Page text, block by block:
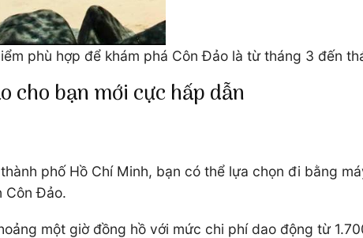
phù hợp để khám phá Côn Đảo là từ tháng 3 đến
cho bạn mới cực hấp dẫn
phố Hồ Chí Minh, bạn có thể lựa chọn đi bằng
Côn Đảo.
một giờ đồng hồ với mức chi phí dao động từ